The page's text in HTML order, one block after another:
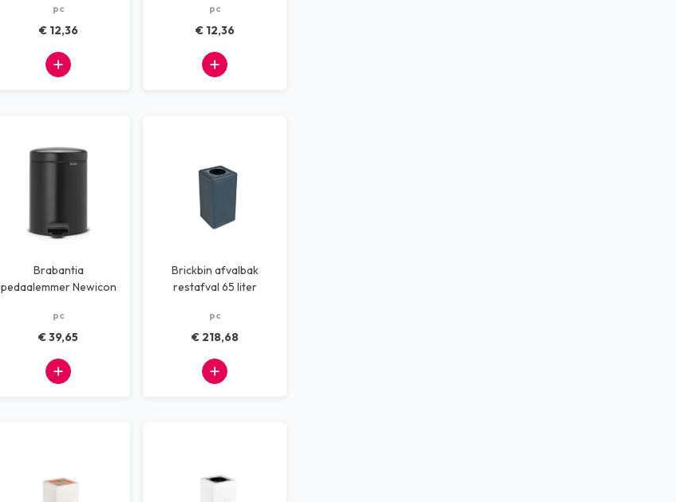
pc
€ 12,36
pc
€ 12,36
Brabantia
pedaalemmer Newicon
pc
€ 39,65
Brickbin afvalbak
restafval 65 liter
pc
€ 218,68